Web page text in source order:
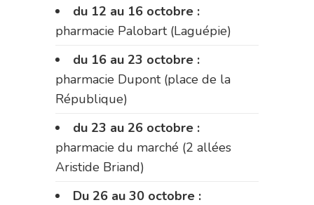
du 12 au 16 octobre :
pharmacie Palobart (Laguépie)
du 16 au 23 octobre :
pharmacie Dupont (place de la
République)
du 23 au 26 octobre :
pharmacie du marché (2 allées
Aristide Briand)
Du 26 au 30 octobre :